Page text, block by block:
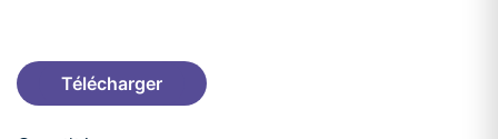
Télécharger